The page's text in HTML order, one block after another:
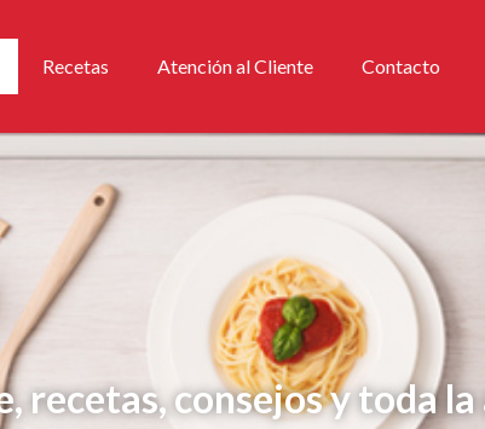
Recetas Atención al Cliente Contacto
consejos y toda